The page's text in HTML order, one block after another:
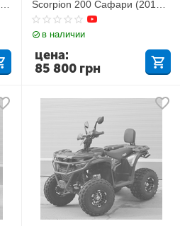
Scorpion 200 Сафари (2019
год)
в наличии
85 800 грн
цена: